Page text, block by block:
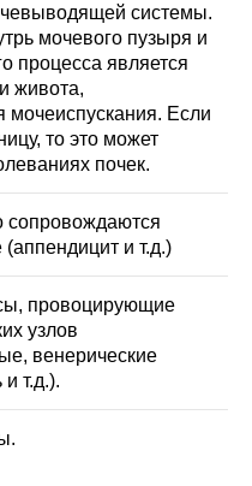
системы.
мочевого пузыря и
процесса является
живота,
Если
то это может
почек.
сопровождаются
и т.д.)
провоцирующие
узлов
венерические
т.д.).